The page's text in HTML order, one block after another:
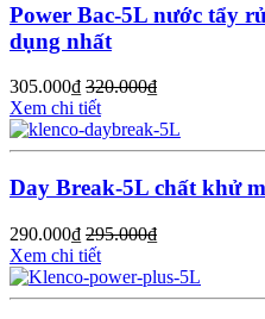
Power Bac-5L nước tẩy
dụng nhất
305.000₫ 320.000₫
Xem chi tiết
Day Break-5L chất khử
290.000₫ 295.000₫
Xem chi tiết